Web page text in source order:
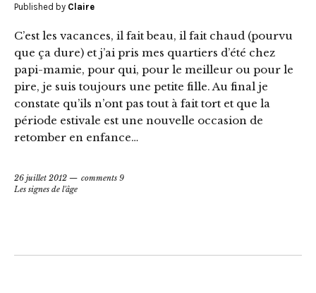
Published by Claire
C’est les vacances, il fait beau, il fait chaud (pourvu
que ça dure) et j’ai pris mes quartiers d’été chez
papi-mamie, pour qui, pour le meilleur ou pour le
pire, je suis toujours une petite fille. Au final je
constate qu’ils n’ont pas tout à fait tort et que la
période estivale est une nouvelle occasion de
retomber en enfance…
26 juillet 2012
comments 9
Les signes de l'âge